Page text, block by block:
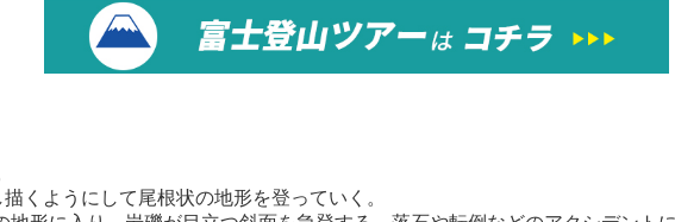
くようにして尾根状の地形を登っていく。